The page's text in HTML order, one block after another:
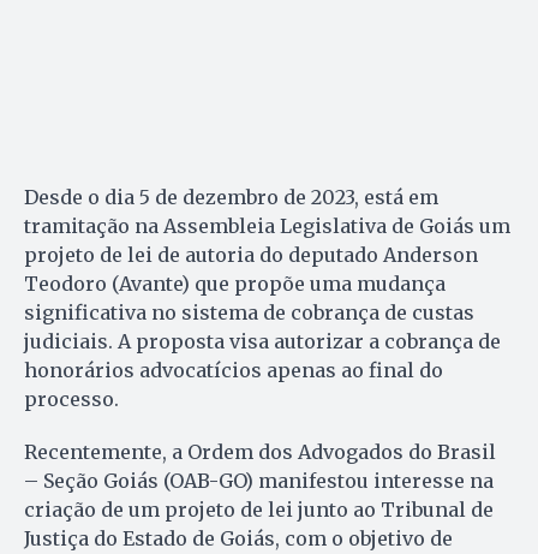
Desde o dia 5 de dezembro de 2023, está em
tramitação na Assembleia Legislativa de Goiás um
projeto de lei de autoria do deputado Anderson
Teodoro (Avante) que propõe uma mudança
significativa no sistema de cobrança de custas
judiciais. A proposta visa autorizar a cobrança de
honorários advocatícios apenas ao final do
processo.
Recentemente, a Ordem dos Advogados do Brasil
– Seção Goiás (OAB-GO) manifestou interesse na
criação de um projeto de lei junto ao Tribunal de
Justiça do Estado de Goiás, com o objetivo de